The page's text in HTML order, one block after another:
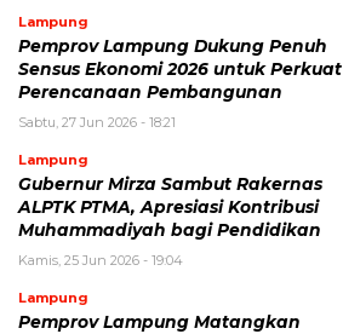
Lampung
Pemprov Lampung Dukung Penuh
Sensus Ekonomi 2026 untuk Perkuat
Perencanaan Pembangunan
Sabtu, 27 Jun 2026 - 18:21
Lampung
Gubernur Mirza Sambut Rakernas
ALPTK PTMA, Apresiasi Kontribusi
Muhammadiyah bagi Pendidikan
Kamis, 25 Jun 2026 - 19:04
Lampung
Pemprov Lampung Matangkan